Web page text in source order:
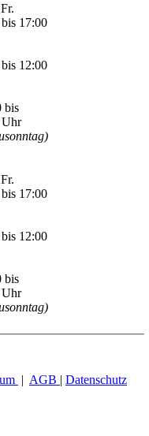
Fr.
17:00
12:00
bis
Uhr
Fr.
17:00
12:00
bis
Uhr
| AGB | Datenschutz